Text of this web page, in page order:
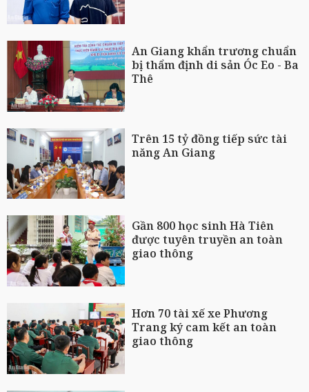
An Giang khẩn trương chuẩn
bị thẩm định di sản Óc Eo - Ba
Thê
Trên 15 tỷ đồng tiếp sức tài
năng An Giang
Gần 800 học sinh Hà Tiên
được tuyên truyền an toàn
giao thông
Hơn 70 tài xế xe Phương
Trang ký cam kết an toàn
giao thông